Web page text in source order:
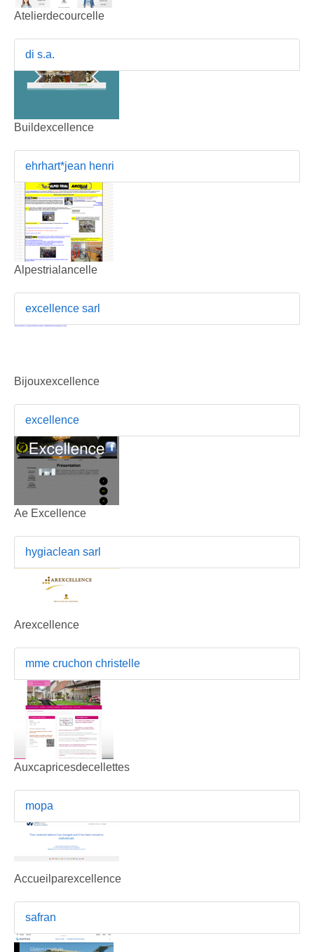
Atelierdecourcelle
di s.a.
Buildexcellence
ehrhart*jean henri
Alpestrialancelle
excellence sarl
Bijouxexcellence
excellence
Ae Excellence
hygiaclean sarl
Arexcellence
mme cruchon christelle
Auxcapricesdecellettes
mopa
Accueilparexcellence
safran